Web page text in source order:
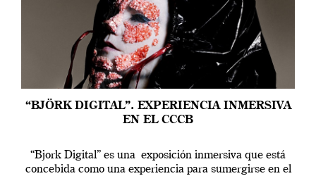
“BJÖRK DIGITAL”. EXPERIENCIA INMERSIVA
EN EL CCCB
“Bjork Digital” es una exposición inmersiva que está
concebida como una experiencia para sumergirse en el